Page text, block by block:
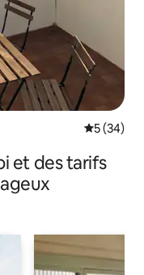
5 (34)
et des tarifs